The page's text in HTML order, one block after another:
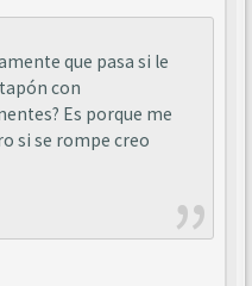
que pasa si le
con
Es porque me
si se rompe creo